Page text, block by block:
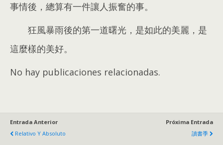
事情後 ， 總算有一件讓人振奮的事。
狂風暴雨後的第一道曙光 ， 是如此的美麗 ， 是
這麼樣的美好。
No hay publicaciones relacionadas.
Entrada Anterior
Relativo Y Absoluto
Próxima Entrada
讀書季